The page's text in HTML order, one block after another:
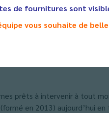
de fournitures sont
vous souhaite de
de dialogue organisé et
qualifié, à qui a été
du délégué, qui s’inscrit
savoir faire au fil de leur
prêts à intervenir à tout
en 2013) aujourd’hui